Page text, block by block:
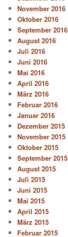
November 2016
Oktober 2016
September 2016
August 2016
Juli 2016
Juni 2016
Mai 2016
April 2016
März 2016
Februar 2016
Januar 2016
Dezember 2015
November 2015
Oktober 2015
September 2015
August 2015
Juli 2015
Juni 2015
Mai 2015
April 2015
März 2015
Februar 2015